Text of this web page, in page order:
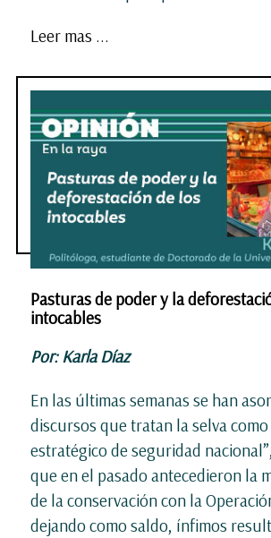
Leer mas ...
Pasturas de poder y la
intocables
Por: Karla Díaz
En las últimas semanas se han
discursos que tratan la selva
estratégico de seguridad
que en el pasado antecedieron la
de la conservación con la
dejando como saldo, ínfimos